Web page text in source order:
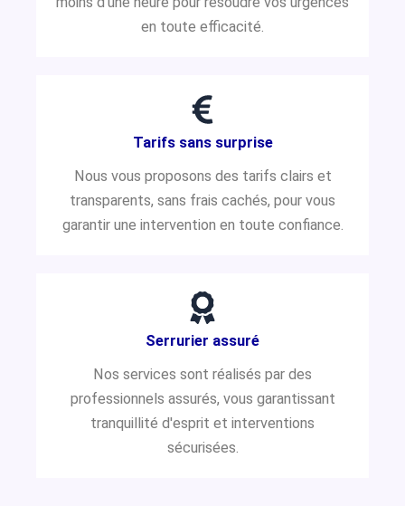
en toute efficacité.
Tarifs sans surprise
Nous vous proposons des tarifs clairs et
transparents, sans frais cachés, pour vous
garantir une intervention en toute confiance.
Serrurier assuré
Nos services sont réalisés par des
professionnels assurés, vous garantissant
tranquillité d'esprit et interventions
sécurisées.